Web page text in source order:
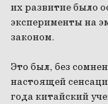
их развитие было
эксперименты на
законом.
Это был, без
настоящей
года китайский